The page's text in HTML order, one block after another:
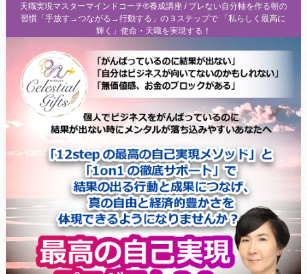
天職実現マスターマインドコーチ®養成講座 / ブレない自分軸を作る朝の
習慣「手放す→つながる→行動する」の３ステップで 「私らしく最高に
輝く」使命・天職を実現する！